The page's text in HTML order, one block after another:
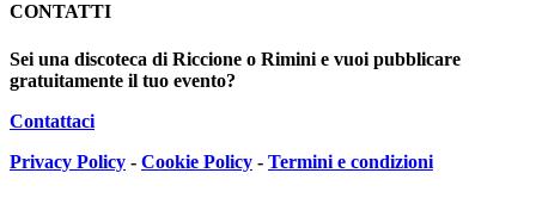
CONTATTI
Sei una discoteca di Riccione o Rimini e vuoi pubblicare
gratuitamente il tuo evento?
Contattaci
Privacy Policy - Cookie Policy - Termini e condizioni